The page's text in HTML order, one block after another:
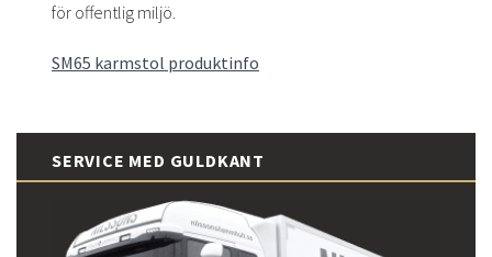
för offentlig miljö.
SM65 karmstol produktinfo
SERVICE MED GULDKANT